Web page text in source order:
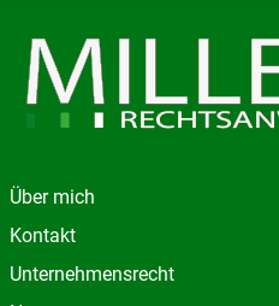
Über mich
Kontakt
Unternehmensrecht